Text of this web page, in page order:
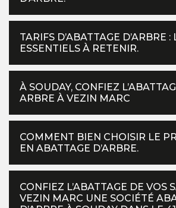
TARIFS D’ABATTAGE D’ARBRE
ESSENTIELS À RETENIR.
À SOUDAY, CONFIEZ
ARBRE À VEZIN MARC
COMMENT BIEN CHOISIR LE
EN ABATTAGE D’ARBRE.
CONFIEZ L’ABATTAGE DE VOS
VEZIN MARC UNE SOCIÉTÉ